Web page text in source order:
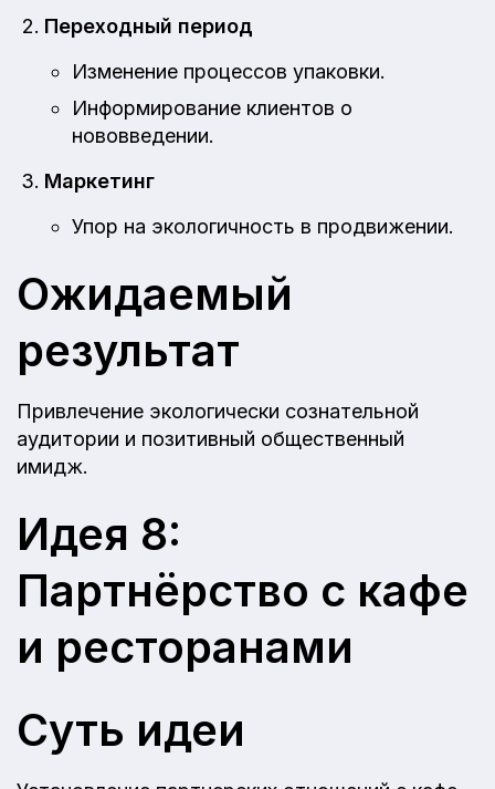
Переходный период
Изменение процессов упаковки.
Информирование клиентов о
нововведении.
Маркетинг
Упор на экологичность в продвижении.
Ожидаемый
результат
Привлечение экологически сознательной
аудитории и позитивный общественный
имидж.
Идея 8:
Партнёрство с кафе
и ресторанами
Суть идеи